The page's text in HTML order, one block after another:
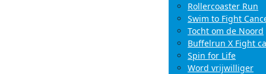
Rollercoaster Run
Swim to Fight
Tocht om de Noord
Buffelrun X Fight
Spin for Life
Word vrijwilliger